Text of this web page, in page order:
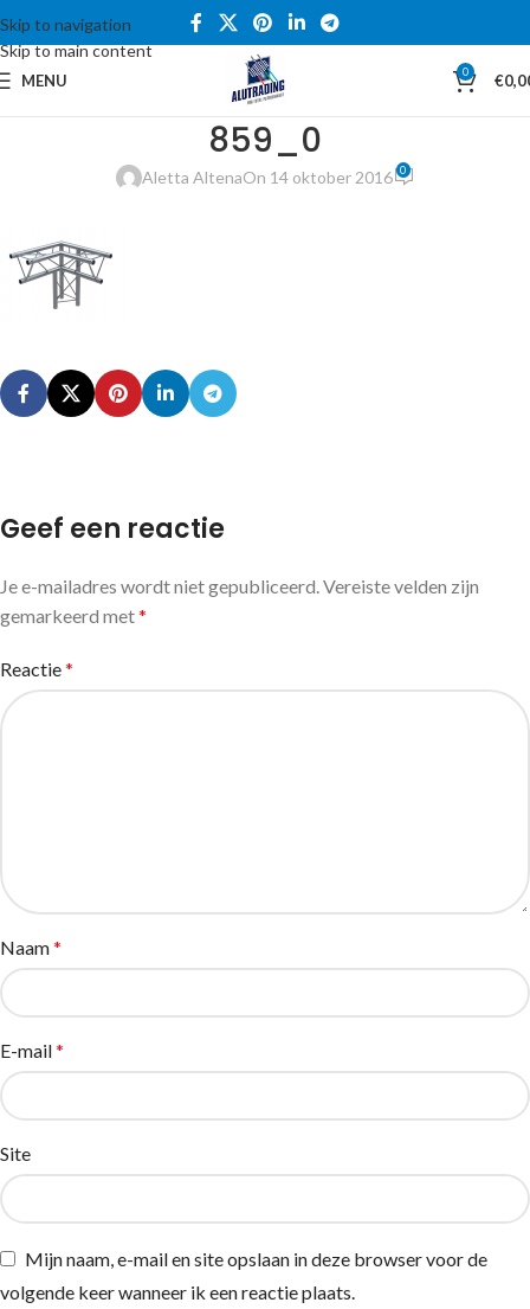
Skip to navigation
Skip to main content
MENU 0 €
859_0
Aletta AltenaOn 14 oktober 2016 0
Geef een reactie
Je e-mailadres wordt niet gepubliceerd.Vereiste velden zijn
gemarkeerd met*
Reactie*
Naam*
E-mail*
Site
Mijn naam, e-mail en site opslaan in deze browser voor de
volgende keer wanneer ik een reactie plaats.